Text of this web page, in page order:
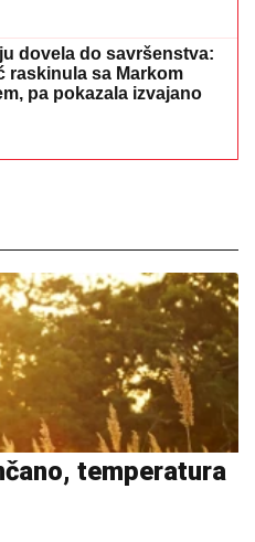
dovela do savršenstva:
raskinula sa Markom
pa pokazala izvajano
temperatura